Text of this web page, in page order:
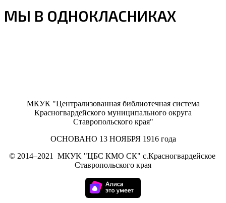
МЫ В ОДНОКЛАСНИКАХ
МКУК "Централизованная библиотечная система
Красногвардейского муниципального округа
Ставропольского края"
ОСНОВАНО 13 НОЯБРЯ 1916 года
© 2014–2021
МКУK "ЦБС КМО СК" с.Красногвардейское
Ставропольского края